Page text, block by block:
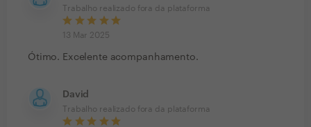
Trabalho realizado fora da plataforma
13 Mar 2025
Ótimo. Excelente acompanhamento.
David
Trabalho realizado fora da plataforma